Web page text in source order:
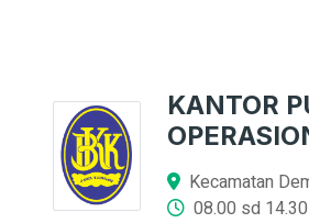
KANTOR
Kecamatan
08.00 sd 14.30